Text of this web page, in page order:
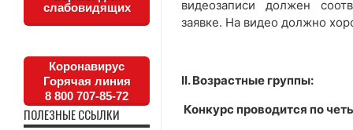
видеозаписи должен
заявке. На видео должно
II. Возрастные группы:
Конкурс проводится по
слабовидящих
Коронавирус
Горячая линия
8 800 707-85-72
ПОЛЕЗНЫЕ ССЫЛКИ